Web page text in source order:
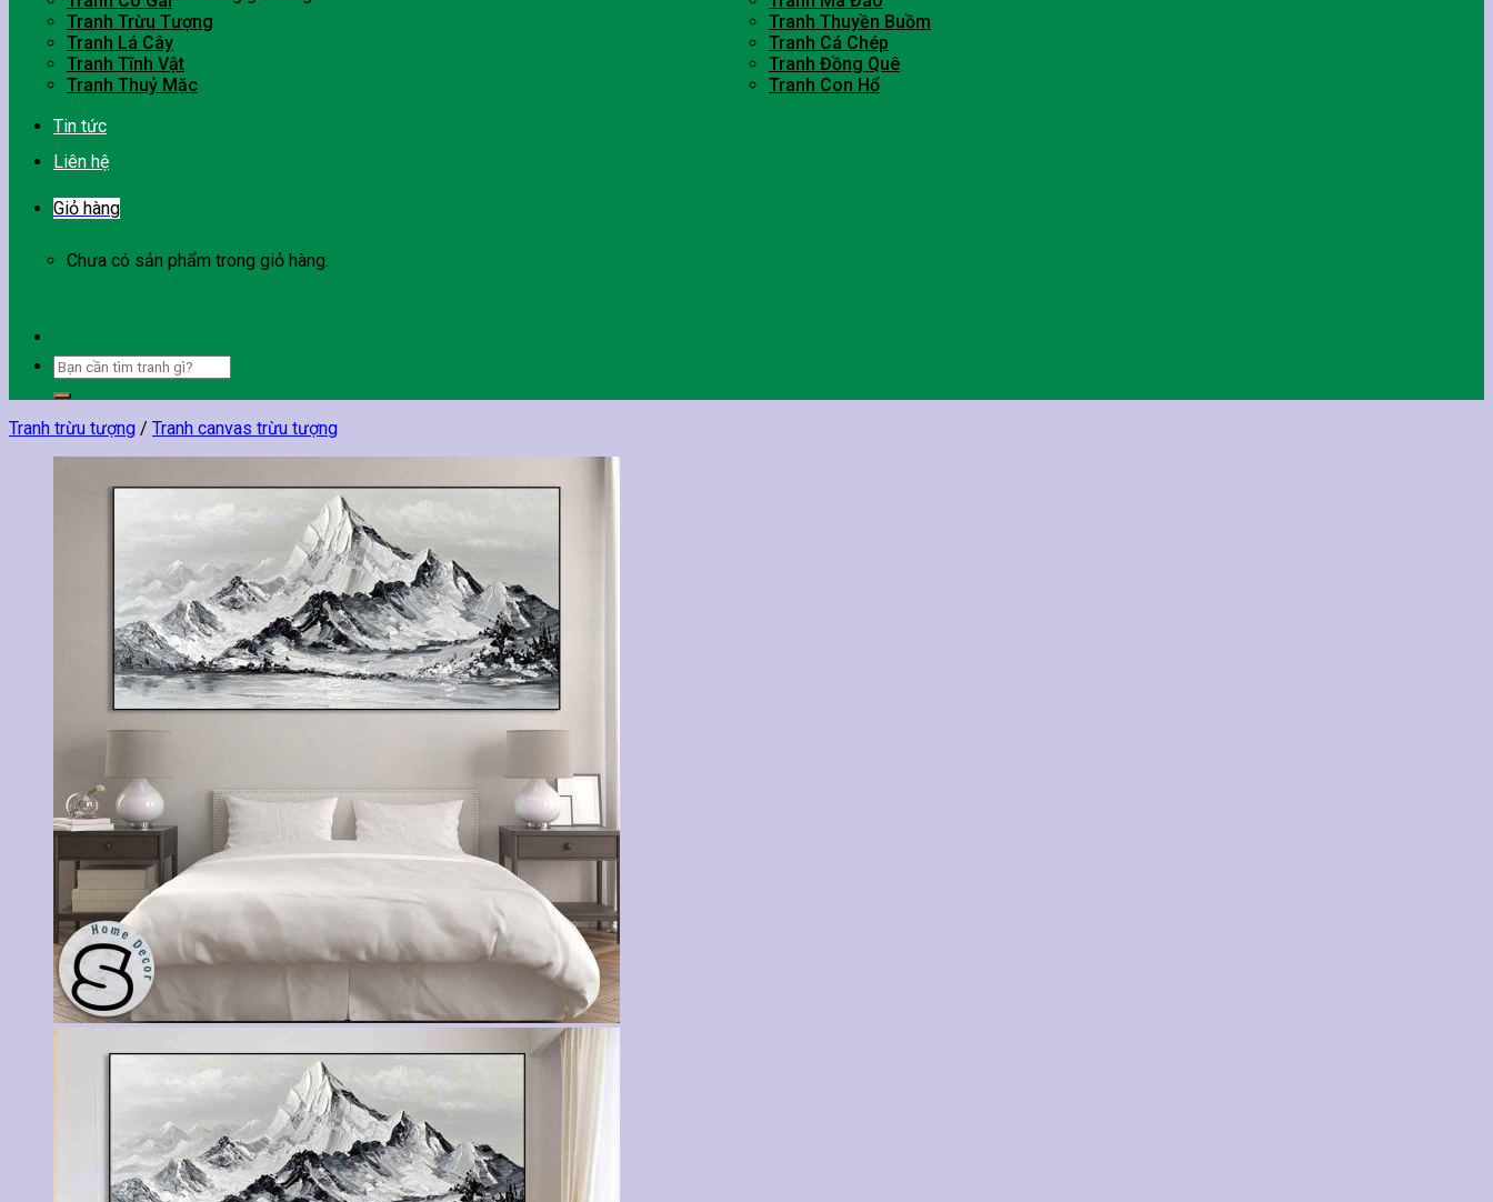
Tranh Trừu Tượng
Tranh Thuyền Buồm
Tranh Lá Cây
Tranh Cá Chép
Tranh Tĩnh Vật
Tranh Đồng Quê
Tranh Thuỷ Mặc
Tranh Con Hổ
Tin tức
Liên hệ
Giỏ hàng
Chưa có sản phẩm trong giỏ hàng.
Tìm
kiếm:
Tranh trừu tượng / Tranh canvas trừu tượng